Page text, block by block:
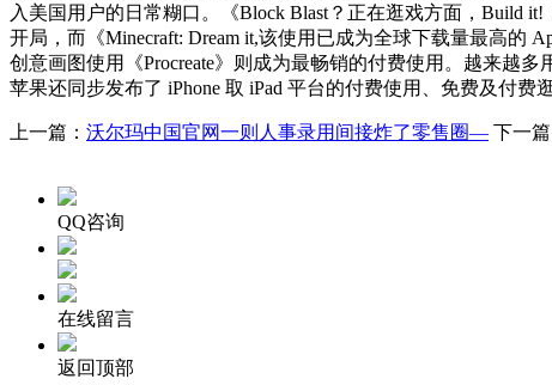
入美国用户的日常糊口。《Block Blast？正在逛戏方面，Build
开局，而《Minecraft: Dream it,该使用已成为全球下载量最高的
创意画图使用《Procreate》则成为最畅销的付费使用。越来越
苹果还同步发布了 iPhone 取 iPad 平台的付费使用、免费及付费
上一篇： 沃尔玛中国官网一则人事录用间接炸了零售圈— 下一篇
QQ咨询
在线留言
返回顶部